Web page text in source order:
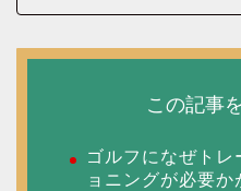
この記事
ゴルフになぜトレ
ョニングが必要か